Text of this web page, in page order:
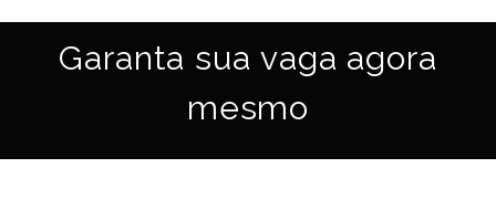
Garanta sua vaga agora
mesmo